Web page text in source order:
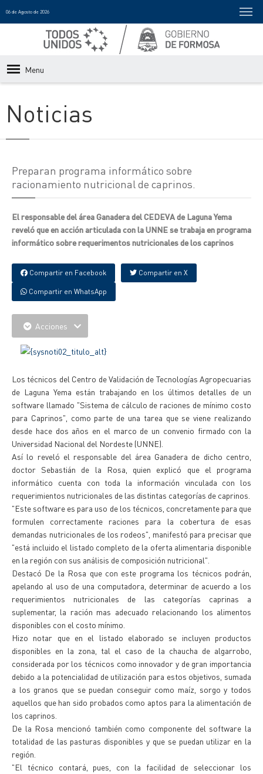
06 de Agosto de 2026
Menu
Noticias
Preparan programa informático sobre
racionamiento nutricional de caprinos.
El responsable del área Ganadera del CEDEVA de Laguna Yema
reveló que en acción articulada con la UNNE se trabaja en programa
informático sobre requerimentos nutricionales de los caprinos
Compartir en Facebook Compartir en X
Compartir en WhatsApp
Acciones
Los técnicos del Centro de Validación de Tecnologías Agropecuarias
de Laguna Yema están trabajando en los últimos detalles de un
software llamado "Sistema de cálculo de raciones de mínimo costo
para Caprinos", como parte de una tarea que se viene realizando
desde hace dos años en el marco de un convenio firmado con la
Universidad Nacional del Nordeste (UNNE).
Así lo reveló el responsable del área Ganadera de dicho centro,
doctor Sebastián de la Rosa, quien explicó que el programa
informático cuenta con toda la información vinculada con los
requerimientos nutricionales de las distintas categorías de caprinos.
"Este software es para uso de los técnicos, concretamente para que
formulen correctamente raciones para la cobertura de esas
demandas nutricionales de los rodeos", manifestó para precisar que
"está incluido el listado completo de la oferta alimentaria disponible
en la región con sus análisis de composición nutricional".
Destacó De la Rosa que con este programa los técnicos podrán,
apelando al uso de una computadora, determinar de acuerdo a los
requerimientos nutricionales de las categorías caprinas a
suplementar, la ración mas adecuado relacionando los alimentos
disponibles con el costo mínimo.
Hizo notar que en el listado elaborado se incluyen productos
disponibles en la zona, tal el caso de la chaucha de algarrobo,
considerada por los técnicos como innovador y de gran importancia
debido a la potencialidad de utilización para estos objetivos, sumada
a los granos que se puedan conseguir como maíz, sorgo y todos
aquellos que han sido probados como aptos para la alimentación de
los caprinos.
De la Rosa mencionó también como componente del software la
totalidad de las pasturas disponibles y que se puedan utilizar en la
región.
"El técnico contará, pues, con la facilidad de seleccionar los